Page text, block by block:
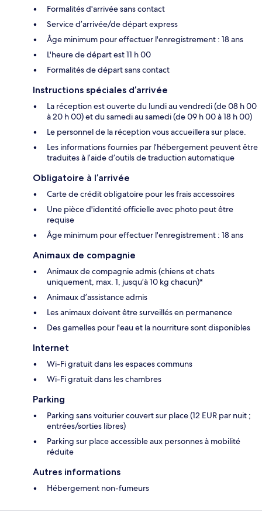
Formalités d'arrivée sans contact
Service d’arrivée/de départ express
Âge minimum pour effectuer l'enregistrement : 18 ans
L'heure de départ est 11 h 00
Formalités de départ sans contact
Instructions spéciales d’arrivée
La réception est ouverte du lundi au vendredi (de 08 h 00
à 20 h 00) et du samedi au samedi (de 09 h 00 à 18 h 00)
Le personnel de la réception vous accueillera sur place.
Les informations fournies par l’hébergement peuvent être
traduites à l’aide d’outils de traduction automatique
Obligatoire à l’arrivée
Carte de crédit obligatoire pour les frais accessoires
Une pièce d'identité officielle avec photo peut être
requise
Âge minimum pour effectuer l'enregistrement : 18 ans
Animaux de compagnie
Animaux de compagnie admis (chiens et chats
uniquement, max. 1, jusqu’à 10 kg chacun)*
Animaux d’assistance admis
Les animaux doivent être surveillés en permanence
Des gamelles pour l'eau et la nourriture sont disponibles
Internet
Wi-Fi gratuit dans les espaces communs
Wi-Fi gratuit dans les chambres
Parking
Parking sans voiturier couvert sur place (12 EUR par nuit ;
entrées/sorties libres)
Parking sur place accessible aux personnes à mobilité
réduite
Autres informations
Hébergement non-fumeurs